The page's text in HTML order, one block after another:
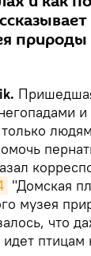
"Домская
музея
что
птицам